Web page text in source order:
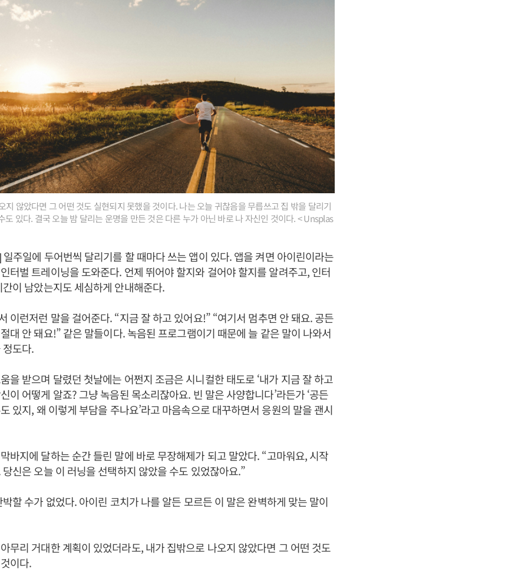
않았다면 그 어떤 것도 실현되지 못했을 것이다. 나는 오늘 귀찮음을 무릅쓰고 집 밖을 달리기
도 있다. 결국 오늘 밤 달리는 운명을 만든 것은 다른 누가 아닌 바로 나 자신인 것이다. < Unsplas
주일에 두어번씩 달리기를 할 때마다 쓰는 앱이 있다. 앱을 켜면 아이린이라는
터벌 트레이닝을 도와준다. 언제 뛰어야 할지와 걸어야 할지를 알려주고, 인터
이 남았는지도 세심하게 안내해준다.
이런저런 말을 걸어준다. “지금 잘 하고 있어요!” “여기서 멈추면 안 돼요. 공든
대 안 돼요!” 같은 말들이다. 녹음된 프로그램이기 때문에 늘 같은 말이 나와서
도다.
을 받으며 달렸던 첫날에는 어쩐지 조금은 시니컬한 태도로 ‘내가 지금 잘 하고
이 어떻게 알죠? 그냥 녹음된 목소리잖아요. 빈 말은 사양합니다’라든가 ‘공든
있지, 왜 이렇게 부담을 주나요’라고 마음속으로 대꾸하면서 응원의 말을 괜시
바지에 달하는 순간 들린 말에 바로 무장해제가 되고 말았다. “고마워요, 시작
신은 오늘 이 러닝을 선택하지 않았을 수도 있었잖아요.”
할 수가 없었다. 아이린 코치가 나를 알든 모르든 이 말은 완벽하게 맞는 말이
무리 거대한 계획이 있었더라도, 내가 집밖으로 나오지 않았다면 그 어떤 것도
이다.